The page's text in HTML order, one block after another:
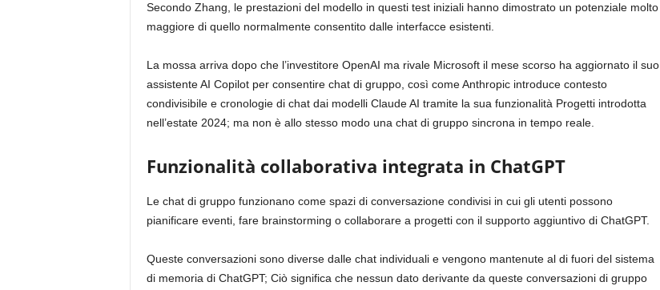
Secondo Zhang, le prestazioni del modello in questi test iniziali hanno dimostrato un potenziale molto
maggiore di quello normalmente consentito dalle interfacce esistenti.
La mossa arriva dopo che l’investitore OpenAI ma rivale Microsoft il mese scorso ha aggiornato il suo
assistente AI Copilot per consentire chat di gruppo, così come Anthropic introduce contesto
condivisibile e cronologie di chat dai modelli Claude AI tramite la sua funzionalità Progetti introdotta
nell’estate 2024; ma non è allo stesso modo una chat di gruppo sincrona in tempo reale.
Funzionalità collaborativa integrata in ChatGPT
Le chat di gruppo funzionano come spazi di conversazione condivisi in cui gli utenti possono
pianificare eventi, fare brainstorming o collaborare a progetti con il supporto aggiuntivo di ChatGPT.
Queste conversazioni sono diverse dalle chat individuali e vengono mantenute al di fuori del sistema
di memoria di ChatGPT; Ciò significa che nessun dato derivante da queste conversazioni di gruppo